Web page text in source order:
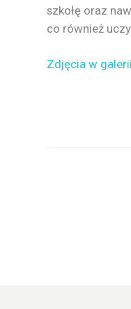
szkołę oraz
co również
Zdjęcia w